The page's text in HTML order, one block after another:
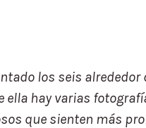
los seis alrededor
ella hay varias
que sienten más